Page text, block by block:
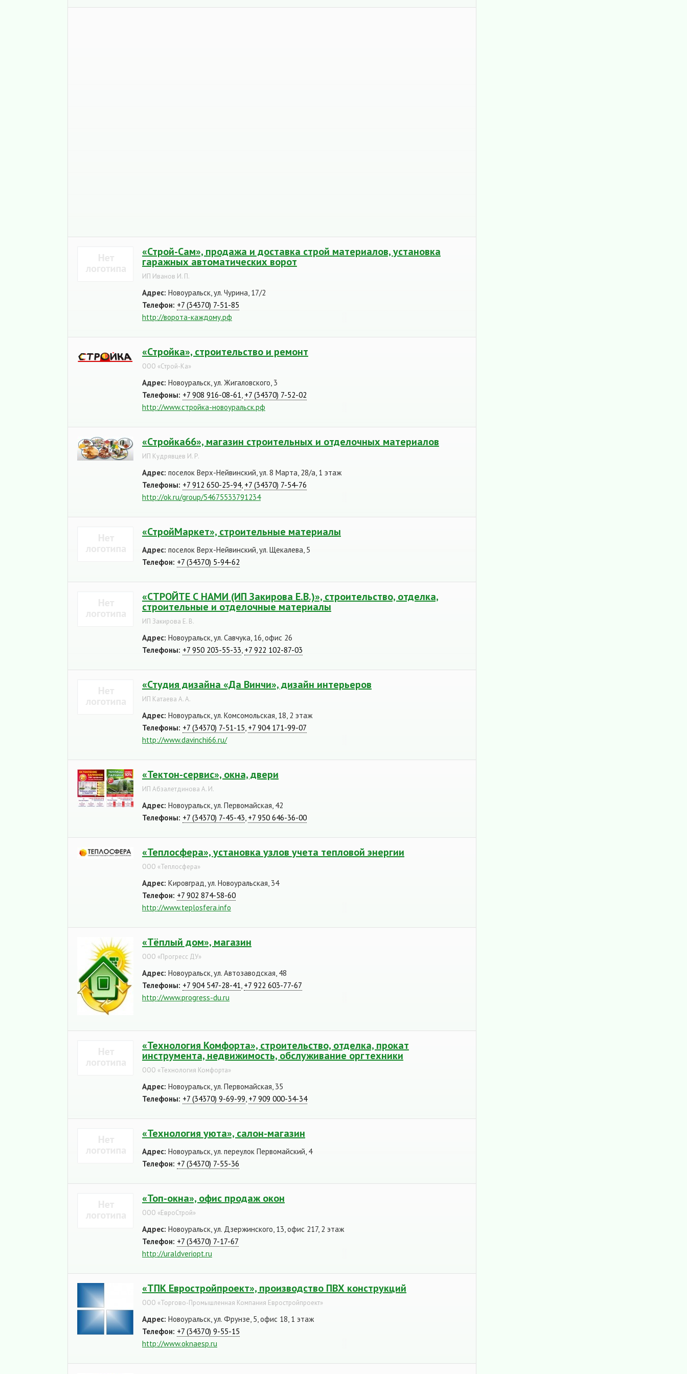
«Строй-Сам», продажа и доставка строй материалов, установка
гаражных автоматических ворот
ИП Иванов И. П.
Адрес: Новоуральск, ул. Чурина, 17/2
Телефон: +7 (34370) 7-51-85
http://ворота-каждому.рф
«Стройка», строительство и ремонт
ООО «Строй-Ка»
Адрес: Новоуральск, ул. Жигаловского, 3
Телефоны: +7 908 916-08-61 +7 (34370) 7-52-02
http://www.стройка-новоуральск.рф
«Стройка66», магазин строительных и отделочных материалов
ИП Кудрявцев И. Р.
Адрес: поселок Верх-Нейвинский, ул. 8 Марта, 28/а, 1 этаж
Телефоны: +7 912 650-25-94, +7 (34370) 7-54-76
http://ok.ru/group/54675533791234
«СтройМаркет», строительные материалы
Адрес: поселок Верх-Нейвинский, ул. Щекалева, 5
Телефон: +7 (34370) 5-94-62
«СТРОЙТЕ С НАМИ (ИП Закирова Е.В.)», строительство, отделка,
строительные и отделочные материалы
ИП Закирова Е. В.
Адрес: Новоуральск, ул. Савчука, 16, офис 26
Телефоны: +7 950 203-55-33 +7 922 102-87-03
«Студия дизайна «Да Винчи», дизайн интерьеров
ИП Катаева А. А.
Адрес: Новоуральск, ул. Комсомольская, 18, 2 этаж
Телефоны: +7 (34370) 7-51-15 +7 904 171-99-07
http://www.davinchi66.ru/
«Тектон-сервис», окна, двери
ИП Абзалетдинова А. И.
Адрес: Новоуральск, ул. Первомайская, 42
Телефоны: +7 (34370) 7-45-43 +7 950 646-36-00
«Теплосфера», установка узлов учета тепловой энергии
ООО «Теплосфера»
Адрес: Кировград, ул. Новоуральская, 34
Телефон: +7 902 874-58-60
http://www.teplosfera.info
«Тёплый дом», магазин
ООО «Прогресс ДУ»
Адрес: Новоуральск, ул. Автозаводская, 48
Телефоны: +7 904 547-28-41 +7 922 603-77-67
http://www.progress-du.ru
«Технология Комфорта», строительство, отделка, прокат
инструмента, недвижимость, обслуживание оргтехники
ООО «Технология Комфорта»
Адрес: Новоуральск, ул. Первомайская, 35
Телефоны: +7 (34370) 9-69-99 +7 909 000-34-34
«Технология уюта», салон-магазин
Адрес: Новоуральск, ул. переулок Первомайский, 4
Телефон: +7 (34370) 7-55-36
«Топ-окна», офис продаж окон
ООО «ЕвроСтрой»
Адрес: Новоуральск, ул. Дзержинского, 13, офис 217, 2 этаж
Телефон: +7 (34370) 7-17-67
http://uraldveriopt.ru
«ТПК Евростройпроект», производство ПВХ конструкций
ООО «Торгово-Промышленная Компания Евростройпроект»
Адрес: Новоуральск, ул. Фрунзе, 5, офис 18, 1 этаж
Телефон: +7 (34370) 9-55-15
http://www.oknaesp.ru